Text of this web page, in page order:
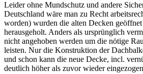
Leider ohne Mundschutz und andere
Deutschland wäre man zu Recht
worden) wurden die alten Decken
herausgeholt. Anders als ursprünglich
nicht angehoben werden um die nötige
leisten. Nur die Konstruktion der
und schon kann die neue Decke, incl.
deutlich höher als zuvor wieder